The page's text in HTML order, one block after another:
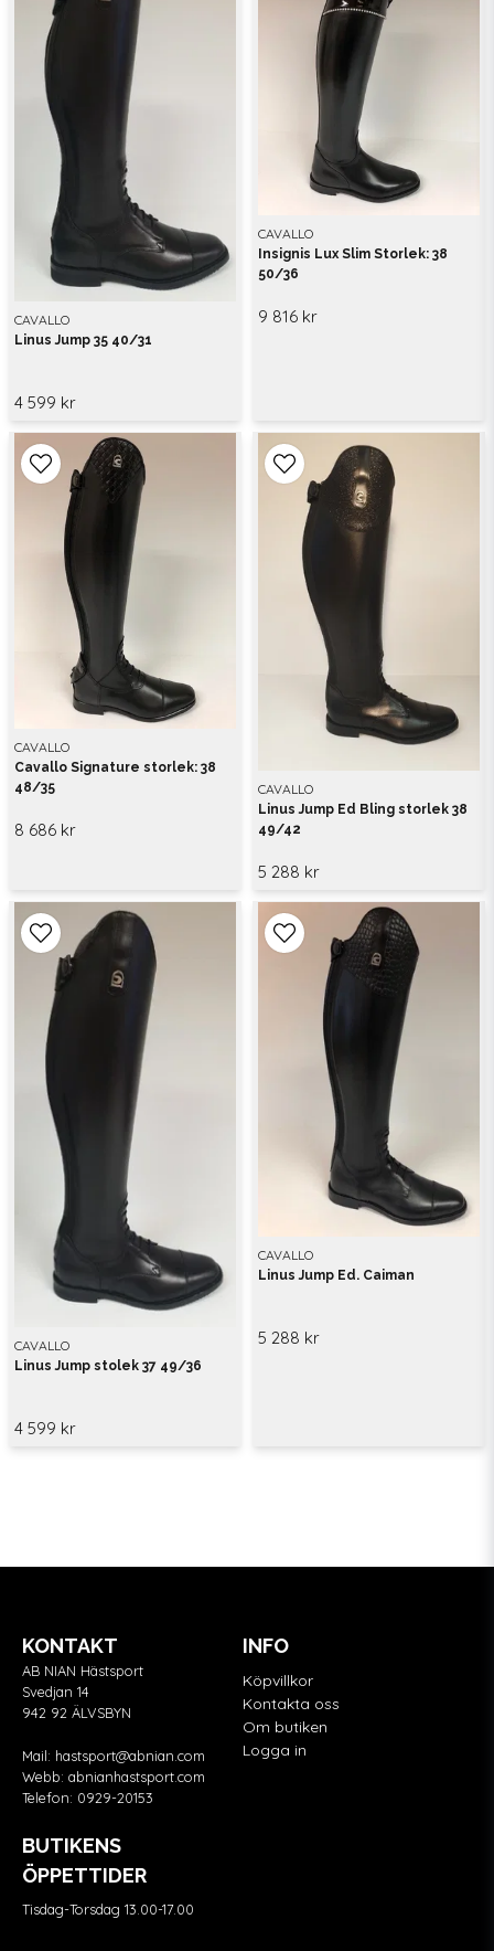
CAVALLO
Linus Jump 35 40/31
4 599 kr
CAVALLO
Insignis Lux Slim Storlek: 38
50/36
9 816 kr
CAVALLO
Cavallo Signature storlek: 38
48/35
8 686 kr
CAVALLO
Linus Jump Ed Bling storlek 38
49/42
5 288 kr
CAVALLO
Linus Jump stolek 37 49/36
4 599 kr
CAVALLO
Linus Jump Ed. Caiman
5 288 kr
KONTAKT
AB NIAN Hästsport
Svedjan 14
942 92 ÄLVSBYN
Mail: hastsport@abnian.com
Webb: abnianhastsport.com
Telefon: 0929-20153
BUTIKENS
ÖPPETTIDER
Tisdag-Torsdag 13.00-17.00
INFO
Köpvillkor
Kontakta oss
Om butiken
Logga in